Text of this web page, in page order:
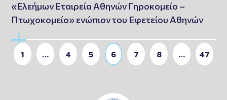
«Ελεήμων Εταιρεία Αθηνών Γηροκομείο –
Πτωχοκομείο» ενώπιον του Εφετείου Αθηνών
1 … 4 5 6 7 8 … 47